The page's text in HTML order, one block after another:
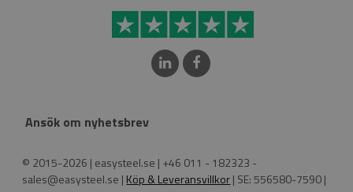
Ansök om nyhetsbrev
© 2015-2026 | easysteel.se | +46 011 - 182323 -
sales@easysteel.se | Köp & Leveransvillkor| SE: 556580-7590 |